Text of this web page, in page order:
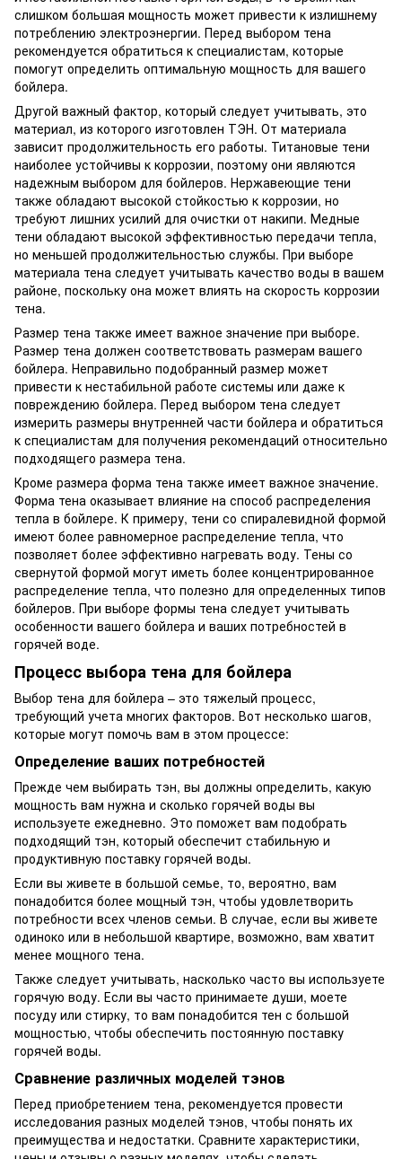
слишком большая мощность может привести к излишнему
потреблению электроэнергии. Перед выбором тена
рекомендуется обратиться к специалистам, которые
помогут определить оптимальную мощность для вашего
бойлера.
Другой важный фактор, который следует учитывать, это
материал, из которого изготовлен ТЭН. От материала
зависит продолжительность его работы. Титановые тени
наиболее устойчивы к коррозии, поэтому они являются
надежным выбором для бойлеров. Нержавеющие тени
также обладают высокой стойкостью к коррозии, но
требуют лишних усилий для очистки от накипи. Медные
тени обладают высокой эффективностью передачи тепла,
но меньшей продолжительностью службы. При выборе
материала тена следует учитывать качество воды в вашем
районе, поскольку она может влиять на скорость коррозии
тена.
Размер тена также имеет важное значение при выборе.
Размер тена должен соответствовать размерам вашего
бойлера. Неправильно подобранный размер может
привести к нестабильной работе системы или даже к
повреждению бойлера. Перед выбором тена следует
измерить размеры внутренней части бойлера и обратиться
к специалистам для получения рекомендаций относительно
подходящего размера тена.
Кроме размера форма тена также имеет важное значение.
Форма тена оказывает влияние на способ распределения
тепла в бойлере. К примеру, тени со спиралевидной формой
имеют более равномерное распределение тепла, что
позволяет более эффективно нагревать воду. Тены со
свернутой формой могут иметь более концентрированное
распределение тепла, что полезно для определенных типов
бойлеров. При выборе формы тена следует учитывать
особенности вашего бойлера и ваших потребностей в
горячей воде.
Процесс выбора тена для бойлера
Выбор тена для бойлера – это тяжелый процесс,
требующий учета многих факторов. Вот несколько шагов,
которые могут помочь вам в этом процессе:
Определение ваших потребностей
Прежде чем выбирать тэн, вы должны определить, какую
мощность вам нужна и сколько горячей воды вы
используете ежедневно. Это поможет вам подобрать
подходящий тэн, который обеспечит стабильную и
продуктивную поставку горячей воды.
Если вы живете в большой семье, то, вероятно, вам
понадобится более мощный тэн, чтобы удовлетворить
потребности всех членов семьи. В случае, если вы живете
одиноко или в небольшой квартире, возможно, вам хватит
менее мощного тена.
Также следует учитывать, насколько часто вы используете
горячую воду. Если вы часто принимаете души, моете
посуду или стирку, то вам понадобится тен с большой
мощностью, чтобы обеспечить постоянную поставку
горячей воды.
Сравнение различных моделей тэнов
Перед приобретением тена, рекомендуется провести
исследования разных моделей тэнов, чтобы понять их
преимущества и недостатки. Сравните характеристики,